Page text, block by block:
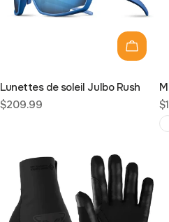
Lunettes de soleil Julbo Rush
Prix
$209.99